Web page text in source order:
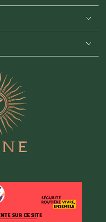
de la vigne d’un vin bio :
mais certains produits
comme l’hydroxyde de
de cuivre tribasique.
150 mg/l SO2 total de
pour le vin blanc
?
turque que l’on retrouve
Rolle donne des vins blancs
manquer d’acidité, mais qui
en Provence, il